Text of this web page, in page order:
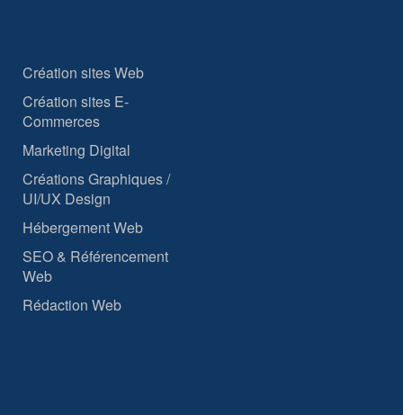
Création sites Web
Création sites E-
Commerces
Marketing Digital
Créations Graphiques /
UI/UX Design
Hébergement Web
SEO & Référencement
Web
Rédaction Web